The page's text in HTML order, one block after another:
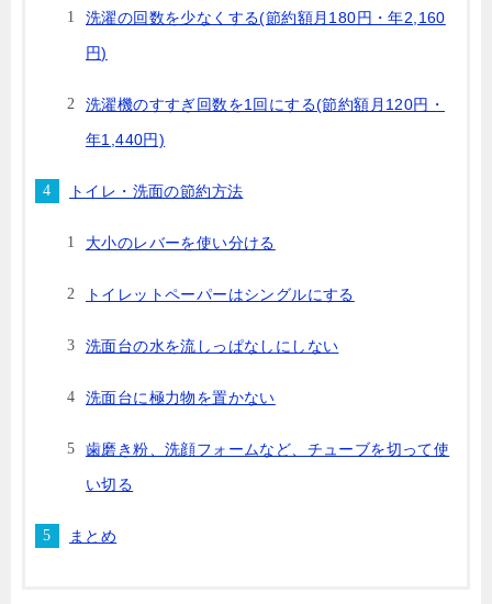
洗濯の回数を少なくする(節約額月180円・年2,160
円)
洗濯機のすすぎ回数を1回にする(節約額月120円・
年1,440円)
トイレ・洗面の節約方法
大小のレバーを使い分ける
トイレットペーパーはシングルにする
洗面台の水を流しっぱなしにしない
洗面台に極力物を置かない
歯磨き粉、洗顔フォームなど、チューブを切って使
い切る
まとめ